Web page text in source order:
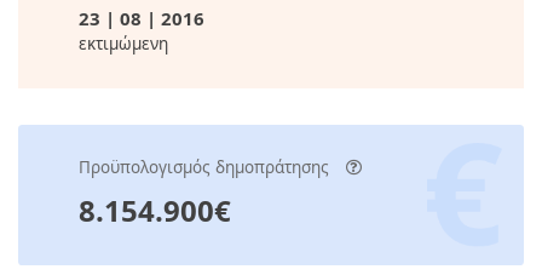
23 | 08 | 2016
εκτιμώμενη
Προϋπολογισμός δημοπράτησης
8.154.900€